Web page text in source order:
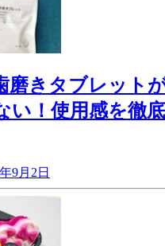
磨きタブレット
い！使用感を徹
9月2日